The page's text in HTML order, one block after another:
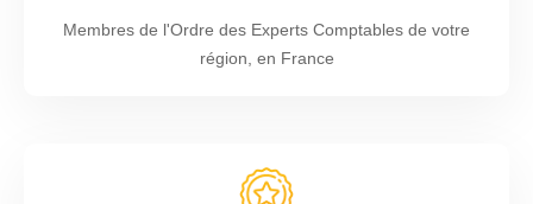
Membres de l'Ordre des Experts Comptables de votre
région, en France